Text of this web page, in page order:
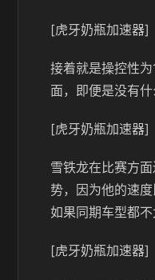
[虎牙奶瓶加速器]
接着就是操控性
面，即便是没有
[虎牙奶瓶加速器]
雪铁龙在比赛方
势，因为他的速
如果同期车型都
[虎牙奶瓶加速器]